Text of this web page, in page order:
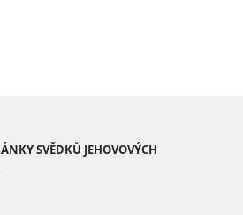
SVĚDKŮ JEHOVOVÝCH